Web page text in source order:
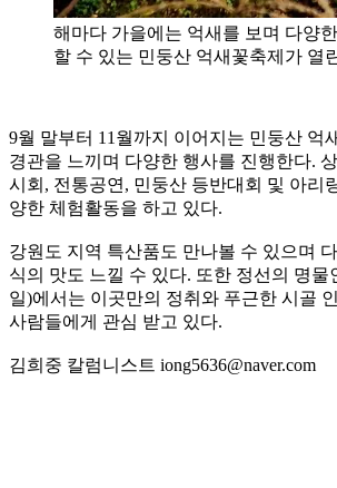
해마다 가을에는 억새를 보며 다양
할 수 있는 민둥산 억새꽃축제가 열
9월 말부터 11월까지 이어지는 민둥산 억
경관을 느끼며 다양한 행사를 진행한다.
시회, 전통공연, 민둥산 등반대회 및 아리
양한 체험활동을 하고 있다.
강원도 지역 특산품도 만나볼 수 있으며
식의 맛도 느낄 수 있다. 또한 정선의 명물
일)에서는 이곳만의 정취와 푸근한 시골
사람들에게 관심 받고 있다.
김희중 칼럼니스트 iong5636@naver.com